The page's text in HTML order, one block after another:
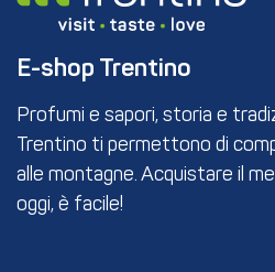
E-shop Trentino
Profumi e sapori, storia e
Trentino ti permettono di
alle montagne. Acquistare il
oggi, è facile!